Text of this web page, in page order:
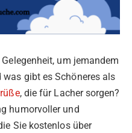
um jemandem
gibt es Schöneres als
, die für Lacher sorgen?
humorvoller und
Sie kostenlos über